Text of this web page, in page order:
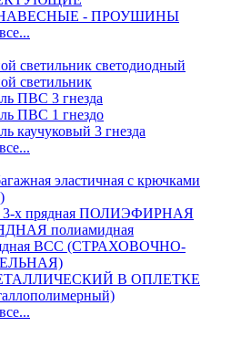
- ПРОУШИНЫ
светильник светодиодный
светильник
ПВС 3 гнезда
ПВС 1 гнездо
каучуковый 3 гнезда
эластичная с крючками
3-х прядная ПОЛИЭФИРНАЯ
полиамидная
ВСС (СТРАХОВОЧНО-
В ОПЛЕТКЕ